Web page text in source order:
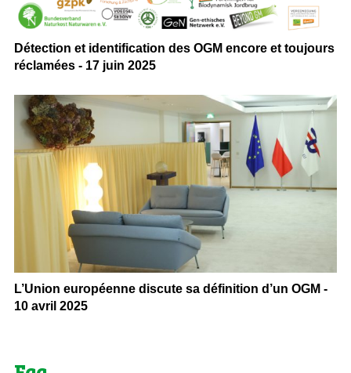
Détection et identification des OGM encore et toujours
réclamées - 17 juin 2025
L’Union européenne discute sa définition d’un OGM -
10 avril 2025